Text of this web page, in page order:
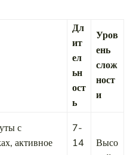
Дл
ит
ел
ьн
ост
ь
Уров
ень
слож
ност
и
с
активное
7-
14
Высо